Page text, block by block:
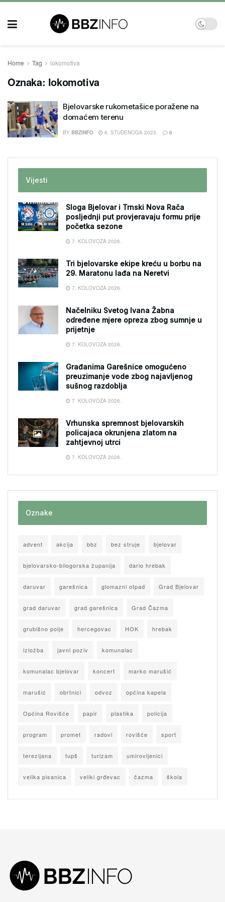
Home Tag lokomotiva
Oznaka: lokomotiva
Bjelovarske rukometašice poražene na
domaćem terenu
BY BBZINFO 6. STUDENOGA 2023. 0
Vijesti
Sloga Bjelovar i Trnski Nova Rača
posljednji put provjeravaju formu prije
početka sezone
7. KOLOVOZA 2026.
Tri bjelovarske ekipe kreću u borbu na
29. Maratonu lađa na Neretvi
7. KOLOVOZA 2026.
Načelniku Svetog Ivana Žabna
određene mjere opreza zbog sumnje u
prijetnje
7. KOLOVOZA 2026.
Građanima Garešnice omogućeno
preuzimanje vode zbog najavljenog
sušnog razdoblja
7. KOLOVOZA 2026.
Vrhunska spremnost bjelovarskih
policajaca okrunjena zlatom na
zahtjevnoj utrci
7. KOLOVOZA 2026.
Oznake
advent akcija bbz bez struje bjelovar
bjelovarsko-bilogorska županija dario hrebak
daruvar garešnica glomazni otpad Grad Bjelovar
grad daruvar grad garešnica Grad Čazma
grubišno polje hercegovac HOK hrebak
izložba javni poziv komunalac
komunalac bjelovar koncert marko marušić
marušić obrtnici odvoz općina kapela
Općina Rovišće papir plastika policija
program promet radovi rovišće sport
terezijana tupš turizam umirovljenici
velika pisanica veliki grđevac čazma škola